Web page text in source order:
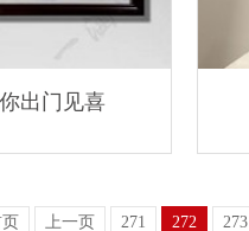
出门见喜
上一页 271 272 273